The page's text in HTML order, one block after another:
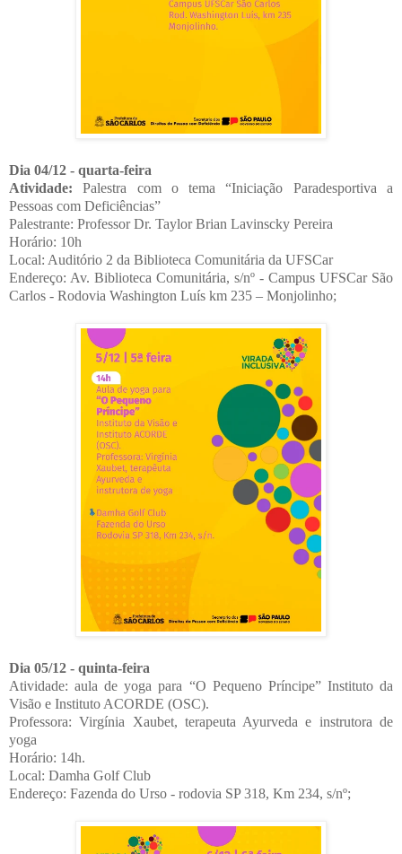
Dia 04/12 - quarta-feira
Atividade: Palestra com o tema “Iniciação Paradesportiva a
Pessoas com Deficiências”
Palestrante: Professor Dr. Taylor Brian Lavinscky Pereira
Horário: 10h
Local: Auditório 2 da Biblioteca Comunitária da UFSCar
Endereço: Av. Biblioteca Comunitária, s/nº - Campus UFSCar São
Carlos - Rodovia Washington Luís km 235 – Monjolinho;
Dia 05/12 - quinta-feira
Atividade: aula de yoga para “O Pequeno Príncipe” Instituto da
Visão e Instituto ACORDE (OSC).
Professora: Virgínia Xaubet, terapeuta Ayurveda e instrutora de
yoga
Horário: 14h.
Local: Damha Golf Club
Endereço: Fazenda do Urso - rodovia SP 318, Km 234, s/nº;